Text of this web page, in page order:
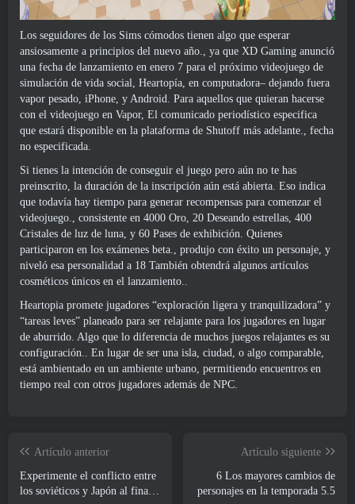
Los seguidores de los Sims cómodos tienen algo que esperar
ansiosamente a principios del nuevo año., ya que XD Gaming anunció
una fecha de lanzamiento en enero 7 para el próximo videojuego de
simulación de vida social, Heartopía, en computadora– dejando fuera
vapor pesado, iPhone, y Android. Para aquellos que quieran hacerse
con el videojuego en Vapor, El comunicado periodístico especifica
que estará disponible en la plataforma de Shutoff más adelante., fecha
no especificada.
Si tienes la intención de conseguir el juego pero aún no te has
preinscrito, la duración de la inscripción aún está abierta. Eso indica
que todavía hay tiempo para generar recompensas para comenzar el
videojuego., consistente en 4000 Oro, 20 Deseando estrellas, 400
Cristales de luz de luna, y 60 Pases de exhibición. Quienes
participaron en los exámenes beta., produjo con éxito un personaje, y
niveló esa personalidad a 18 También obtendrá algunos artículos
cosméticos únicos en el lanzamiento..
Heartopia promete jugadores “exploración ligera y tranquilizadora” y
“tareas leves” planeado para ser relajante para los jugadores en lugar
de aburrido. Algo que lo diferencia de muchos juegos relajantes es su
configuración.. En lugar de ser una isla, ciudad, o algo comparable,
está ambientado en un ambiente urbano, permitiendo encuentros en
tiempo real con otros jugadores además de NPC.
Artículo anterior
Experimente el conflicto entre
los soviéticos y Japón al final
Artículo siguiente
6 Los mayores cambios de
personajes en la temporada 5.5